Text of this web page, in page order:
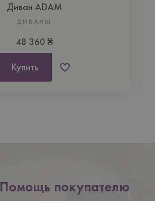
Диван ADAM
ДИВАНЫ
48 360 ₴
Купить
Помощь покупателю